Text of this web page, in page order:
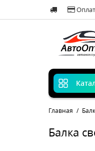
Главная
Балка